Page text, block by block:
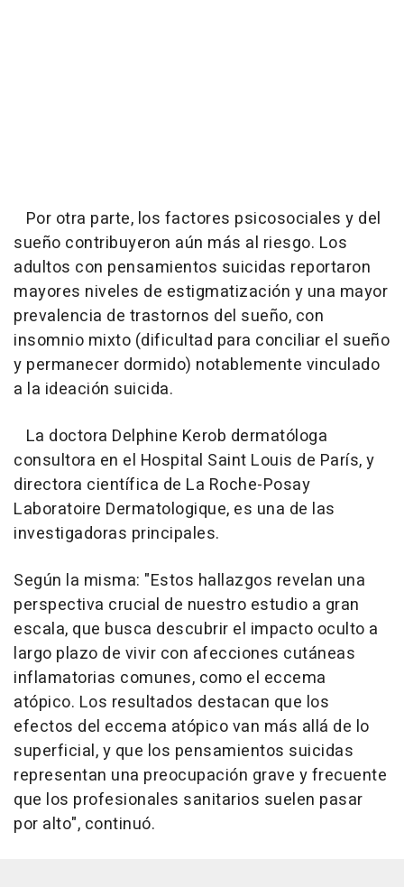
Por otra parte, los factores psicosociales y del
sueño contribuyeron aún más al riesgo. Los
adultos con pensamientos suicidas reportaron
mayores niveles de estigmatización y una mayor
prevalencia de trastornos del sueño, con
insomnio mixto (dificultad para conciliar el sueño
y permanecer dormido) notablemente vinculado
a la ideación suicida.
La doctora Delphine Kerob dermatóloga
consultora en el Hospital Saint Louis de París, y
directora científica de La Roche-Posay
Laboratoire Dermatologique, es una de las
investigadoras principales.
Según la misma: "Estos hallazgos revelan una
perspectiva crucial de nuestro estudio a gran
escala, que busca descubrir el impacto oculto a
largo plazo de vivir con afecciones cutáneas
inflamatorias comunes, como el eccema
atópico. Los resultados destacan que los
efectos del eccema atópico van más allá de lo
superficial, y que los pensamientos suicidas
representan una preocupación grave y frecuente
que los profesionales sanitarios suelen pasar
por alto", continuó.